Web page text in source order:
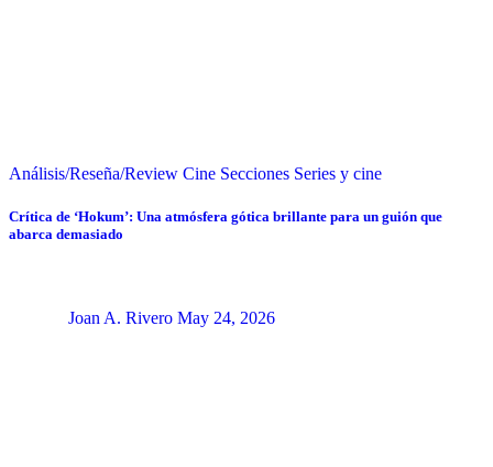
Análisis/Reseña/Review Cine Secciones Series y cine
Crítica de ‘Hokum’: Una atmósfera gótica brillante para un guión que
abarca demasiado
Joan A. Rivero May 24, 2026